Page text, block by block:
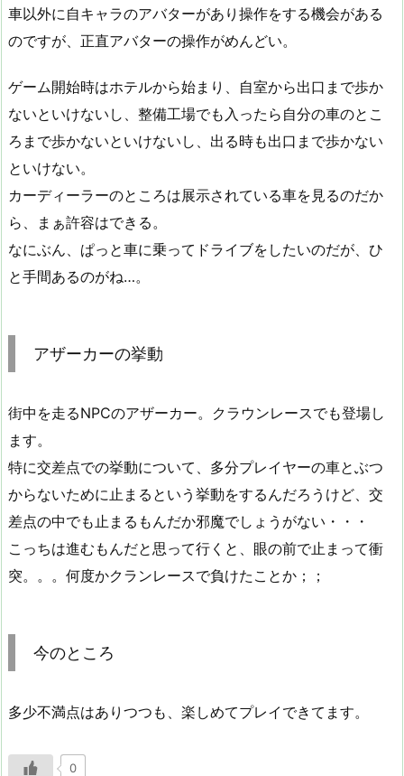
車以外に自キャラのアバターがあり操作をする機会がある
のですが、正直アバターの操作がめんどい。
ゲーム開始時はホテルから始まり、自室から出口まで歩か
ないといけないし、整備工場でも入ったら自分の車のとこ
ろまで歩かないといけないし、出る時も出口まで歩かない
といけない。
カーディーラーのところは展示されている車を見るのだか
ら、まぁ許容はできる。
なにぶん、ぱっと車に乗ってドライブをしたいのだが、ひ
と手間あるのがね…。
アザーカーの挙動
街中を走るNPCのアザーカー。クラウンレースでも登場し
ます。
特に交差点での挙動について、多分プレイヤーの車とぶつ
からないために止まるという挙動をするんだろうけど、交
差点の中でも止まるもんだか邪魔でしょうがない・・・
こっちは進むもんだと思って行くと、眼の前で止まって衝
突。。。何度かクランレースで負けたことか；；
今のところ
多少不満点はありつつも、楽しめてプレイできてます。
0